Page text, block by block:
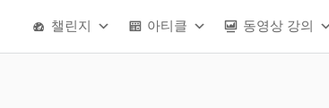
챌린지 아티클 동영상 강의